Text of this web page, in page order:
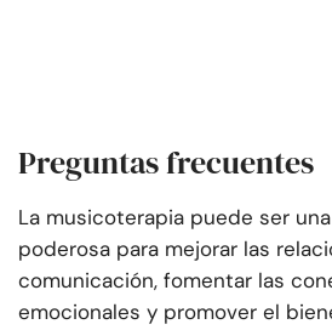
Preguntas frecuentes
La musicoterapia puede ser
poderosa para mejorar las
comunicación, fomentar las
emocionales y promover el